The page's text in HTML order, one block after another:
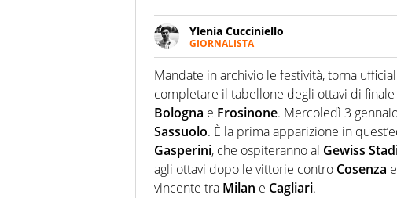
Ylenia Cucciniello
GIORNALISTA
Appassionatissima di tutto lo sport:
sguardo sull'extra campo, dove
riesce a restituire
Mandate in archivio le festività, torna
completare il tabellone degli ottavi di
Bologna e Frosinone. Mercoledì 3
Sassuolo. È la prima apparizione in
Gasperini, che ospiteranno al Gewiss
agli ottavi dopo le vittorie contro Cosenza e
vincente tra Milan e Cagliari.